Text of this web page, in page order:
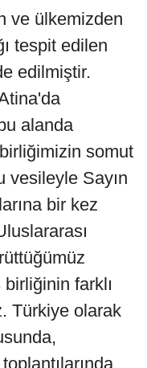
ve ülkemizden
tespit edilen
edilmiştir.
alanda
birliğimizin somut
vesileyle Sayın
bir kez
farklı
Türkiye olarak